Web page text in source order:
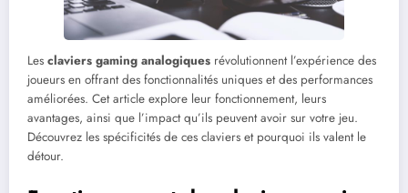
Les claviers gaming analogiques révolutionnent l’expérience des
joueurs en offrant des fonctionnalités uniques et des performances
améliorées. Cet article explore leur fonctionnement, leurs
avantages, ainsi que l’impact qu’ils peuvent avoir sur votre jeu.
Découvrez les spécificités de ces claviers et pourquoi ils valent le
détour.